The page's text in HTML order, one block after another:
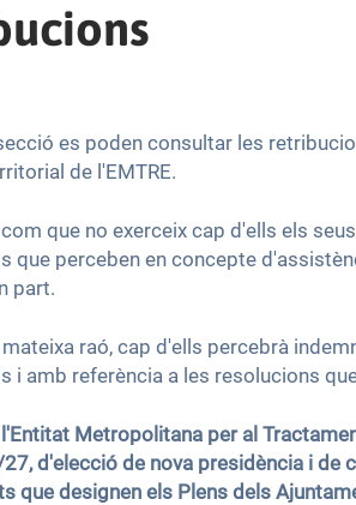
es poden consultar les
de l'EMTRE.
que no exerceix cap d'ells els
que perceben en concepte
part.
raó, cap d'ells percebrà
i amb referència a les resolucions
Metropolitana per al
d'elecció de nova presidència i
que designen els Plens dels